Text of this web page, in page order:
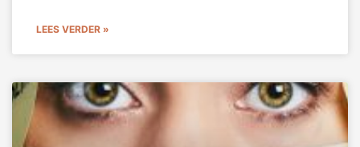
LEES VERDER »